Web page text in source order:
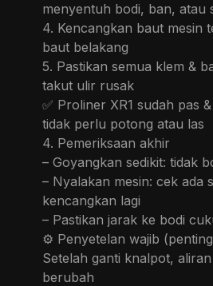
menyentuh bodi, ban, atau
4. Kencangkan baut mesin
baut belakang
5. Pastikan semua klem &
takut ulir rusak
✅ Proliner XR1 sudah pas
tidak perlu potong atau las
4. Pemeriksaan akhir
– Goyangkan sedikit: tidak
– Nyalakan mesin: cek ada
kencangkan lagi
– Pastikan jarak ke bodi
⚙️ Penyetelan wajib
Setelah ganti knalpot,
berubah